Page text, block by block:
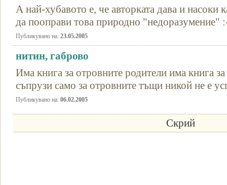
А най-хубавото е, че авторката дава и насоки
да пооправи това природно "недоразумение"
Публикувано на: 23.05.2005
нитин, габрово
Има книга за отровните родители има книга
съпрузи само за отровните тъщи никой не е
Публикувано на: 06.02.2005
Скрий